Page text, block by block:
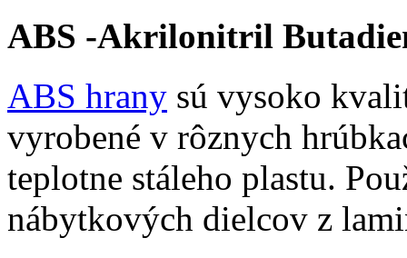
ABS -Akrilonitril
ABS hrany sú vysoko
vyrobené v rôznych
teplotne stáleho plastu.
nábytkových dielcov z